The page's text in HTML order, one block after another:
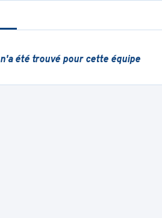
n'a été trouvé pour cette équipe